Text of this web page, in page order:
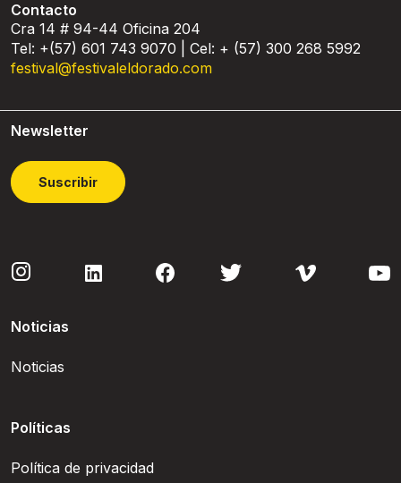
Contacto
Cra 14 # 94-44 Oficina 204
Tel: +(57) 601 743 9070 | Cel: + (57) 300 268 5992
festival@festivaleldorado.com
Newsletter
Suscribir
Noticias
Noticias
Políticas
Política de privacidad